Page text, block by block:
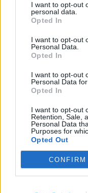
I want to opt-out
personal data.
Opted In
I want to opt-out
Personal Data.
Opted In
I want to opt-out
Personal Data
Opted In
I want to opt-out
Retention, Sale,
Personal Data
Purposes for
Opted Out
CONFIRM
grįšime į miestą,
mokyklą.
Taip liūdna man
pupomis
buvome,
nerūpestingos
be galo
vaikystės
Dabartiniai